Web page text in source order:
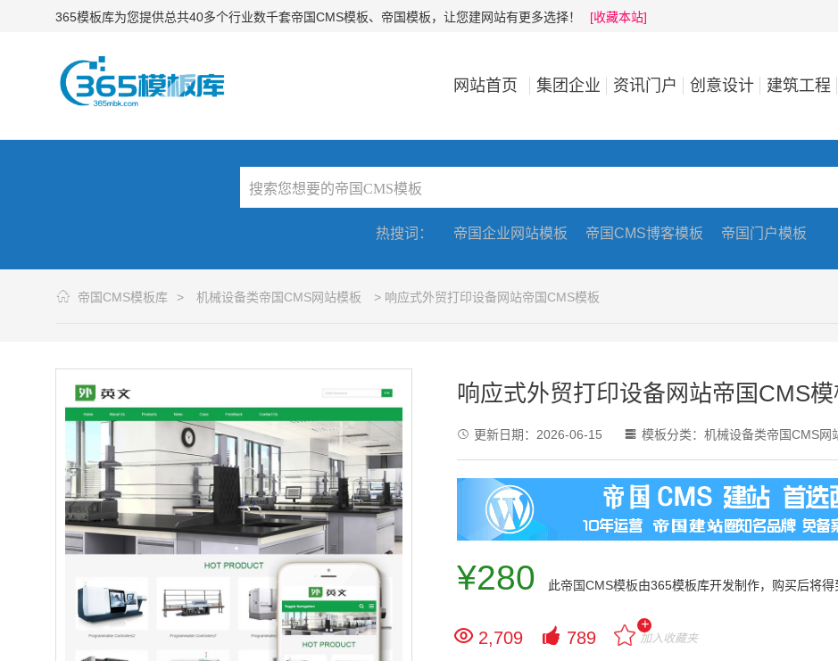
365模板库为您提供总共40多个行业数千套帝国CMS模板、帝国模板，让您建网站有更多选择！ [收藏本站]
网站首页 集团企业 资讯门户 创意设计 建筑工程
热搜词： 帝国企业网站模板 帝国CMS博客模板 帝国门户模板
帝国CMS模板库 > 机械设备类帝国CMS网站模板 > 响应式外贸打印设备网站帝国CMS模板
响应式外贸打印设备网站帝国CMS模
 更新日期： 2026-06-15  模板分类： 机械设备类帝国CMS网
¥280 此帝国CMS模板由365模板库开发制作，购买后将
 2,709  789
+
加入收藏夹